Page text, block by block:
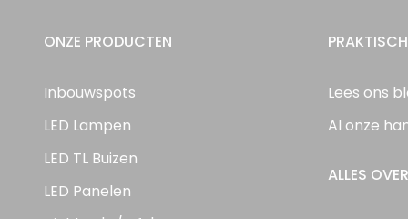
ONZE PRODUCTEN
Inbouwspots
LED Lampen
LED TL Buizen
LED Panelen
Lees ons
Al onze
ALLES